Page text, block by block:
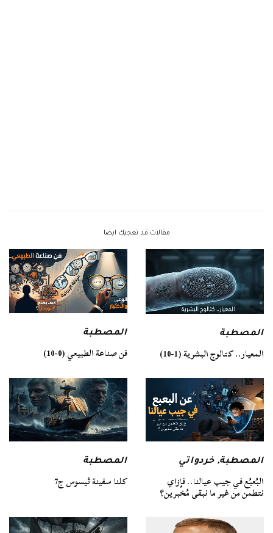
مقالات قد تعجبك ايضا
المصطبة
المعيار.. كتالوج البشرية (1-10)
المصطبة
فن صناعة الطبيعي (0-10)
المصطبة,خردواتي
البُعبُع في جيب عيالنا.. فإزاي
نتطمن من غير ما نبقى مُخبرين؟
المصطبة
كلنا سفينة ثيسوس ج7